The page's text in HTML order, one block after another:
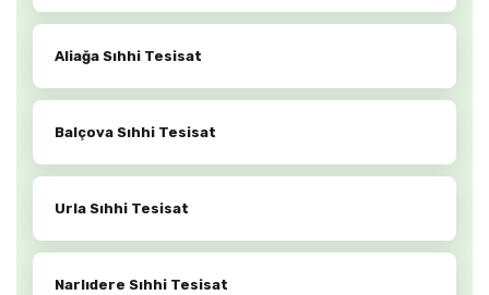
Aliağa Sıhhi Tesisat
Balçova Sıhhi Tesisat
Urla Sıhhi Tesisat
Narlıdere Sıhhi Tesisat